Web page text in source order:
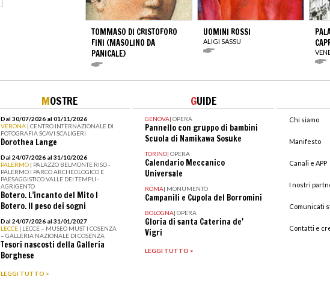
TOMMASO DI CRISTOFORO
FINI (MASOLINO DA
PANICALE)
UOMINI ROSSI
ALIGI SASSU
MOSTRE
Dal 30/07/2026 al 01/11/2026
VERONA | CENTRO INTERNAZIONALE DI
FOTOGRAFIA SCAVI SCALIGERI
Dorothea Lange
Dal 24/07/2026 al 31/10/2026
PALERMO | PALAZZO BELMONTE RISO -
PALERMO I PARCO ARCHEOLOGICO E
PAESAGGISTICO VALLE DEI TEMPLI -
AGRIGENTO
Botero. L’incanto del Mito I
Botero. Il peso dei sogni
Dal 24/07/2026 al 31/01/2027
LECCE | LECCE – MUSEO MUST I COSENZA
– GALLERIA NAZIONALE DI COSENZA
Tesori nascosti della Galleria
Borghese
LEGGI TUTTO >
GUIDE
GENOVA| OPERA
Pannello con gruppo di bambini
Scuola di Namikawa Sosuke
TORINO| OPERA
Calendario Meccanico
Universale
ROMA| MONUMENTO
Campanili e Cupola del Borromini
BOLOGNA| OPERA
Gloria di santa Caterina de'
Vigri
LEGGI TUTTO >
Chi siamo
Manifesto
Canali e APP
I nostri
Comunicati
Contatti e